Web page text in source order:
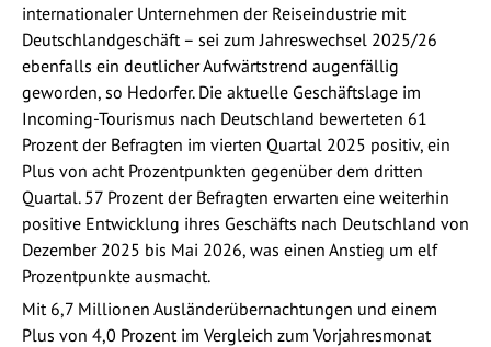
internationaler Unternehmen der Reiseindustrie mit
Deutschlandgeschäft – sei zum Jahreswechsel 2025/26
ebenfalls ein deutlicher Aufwärtstrend augenfällig
geworden, so Hedorfer. Die aktuelle Geschäftslage im
Incoming-Tourismus nach Deutschland bewerteten 61
Prozent der Befragten im vierten Quartal 2025 positiv, ein
Plus von acht Prozentpunkten gegenüber dem dritten
Quartal. 57 Prozent der Befragten erwarten eine weiterhin
positive Entwicklung ihres Geschäfts nach Deutschland von
Dezember 2025 bis Mai 2026, was einen Anstieg um elf
Prozentpunkte ausmacht.
Mit 6,7 Millionen Ausländerübernachtungen und einem
Plus von 4,0 Prozent im Vergleich zum Vorjahresmonat